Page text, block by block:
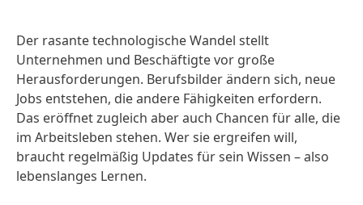
Der rasante technologische Wandel stellt
Unternehmen und Beschäftigte vor große
Herausforderungen. Berufsbilder ändern sich, neue
Jobs entstehen, die andere Fähigkeiten erfordern.
Das eröffnet zugleich aber auch Chancen für alle, die
im Arbeitsleben stehen. Wer sie ergreifen will,
braucht regelmäßig Updates für sein Wissen – also
lebenslanges Lernen.